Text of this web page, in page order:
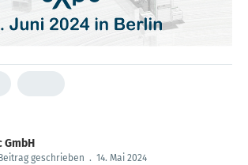
GmbH
geschrieben . 14. Mai 2024